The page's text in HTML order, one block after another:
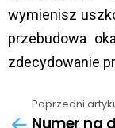
wymienisz
przebudowa
zdecydowanie
more
Poprzedni